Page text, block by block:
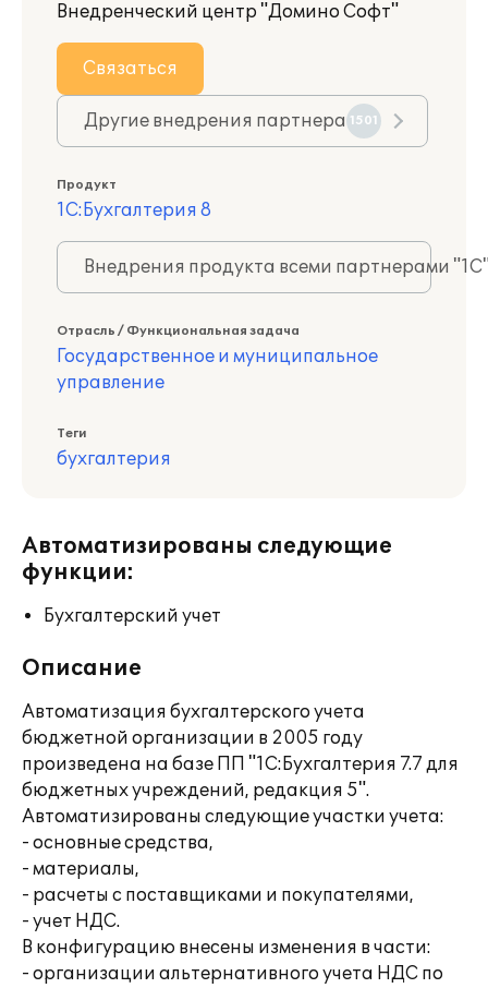
Внедренческий центр "Домино Софт"
Связаться
Другие внедрения партнера 1501
Продукт
1С:Бухгалтерия 8
Внедрения продукта всеми партнерами
Отрасль / Функциональная задача
Государственное и муниципальное
управление
Теги
бухгалтерия
Автоматизированы следующие
функции:
Бухгалтерский учет
Описание
Автоматизация бухгалтерского учета
бюджетной организации в 2005 году
произведена на базе ПП "1С:Бухгалтерия 7.7 для
бюджетных учреждений, редакция 5".
Автоматизированы следующие участки учета:
- основные средства,
- материалы,
- расчеты с поставщиками и покупателями,
- учет НДС.
В конфигурацию внесены изменения в части:
- организации альтернативного учета НДС по